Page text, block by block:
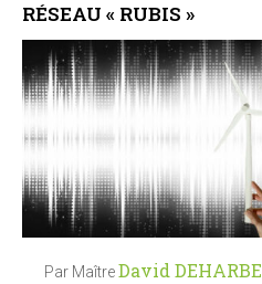
RÉSEAU « RUBIS »
Par MaîtreDavid DEHARBE